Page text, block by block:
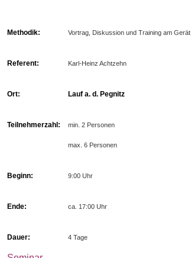
Methodik: Vortrag, Diskussion und Training am Gerät
Referent: Karl-Heinz Achtzehn
Ort: Lauf a. d. Pegnitz
Teilnehmerzahl: min. 2 Personen
max. 6 Personen
Beginn: 9:00 Uhr
Ende: ca. 17:00 Uhr
Dauer: 4 Tage